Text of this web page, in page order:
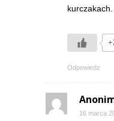
kurczakach.
Odpowiedz
16 marca